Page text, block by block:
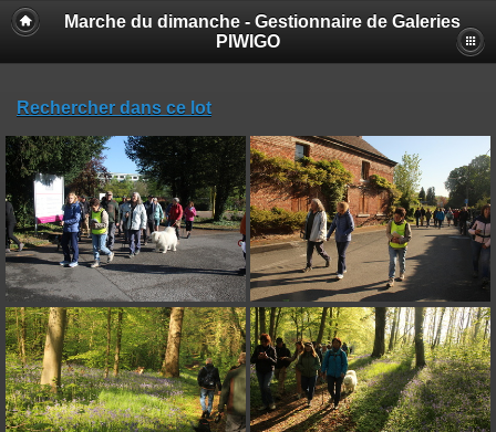
Marche du dimanche - Gestionnaire de Galeries
PIWIGO
Rechercher dans ce lot